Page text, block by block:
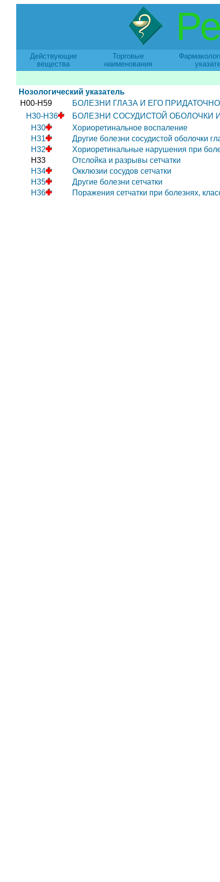
Действующие
вещества
Торговые
наименования
Нозологический указатель
H00-H59
БОЛЕЗНИ ГЛАЗА И ЕГО
H30-H36
БОЛЕЗНИ СОСУДИСТОЙ ОБОЛОЧКИ
H30
Хориоретинальное воспаление
H31
Другие болезни сосудистой оболочки
H32
Хориоретинальные нарушения при
H33
Отслойка и разрывы сетчатки
H34
Окклюзии сосудов сетчатки
H35
Другие болезни сетчатки
H36
Поражения сетчатки при болезнях,